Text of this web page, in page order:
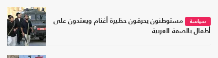
سياسة
مستوطنون يحرقون حظيرة أغنام ويعتدون على
أطفال بالضفة الغربية